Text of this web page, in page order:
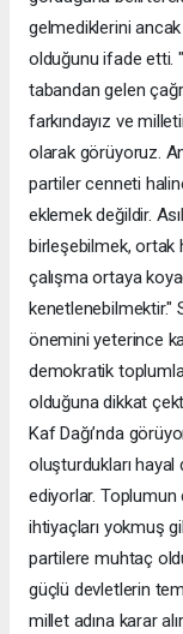
gelmediklerini
olduğunu ifade etti.
tabandan gelen
farkındayız ve
olarak görüyoruz.
partiler cenneti
eklemek değildir.
birleşebilmek, ortak
çalışma ortaya
kenetlenebilmektir."
önemini yeterince
demokratik
olduğuna dikkat
Kaf Dağı’nda
oluşturdukları hayal
ediyorlar. Toplumun
ihtiyaçları yokmuş
partilere muhtaç
güçlü devletlerin
millet adına karar